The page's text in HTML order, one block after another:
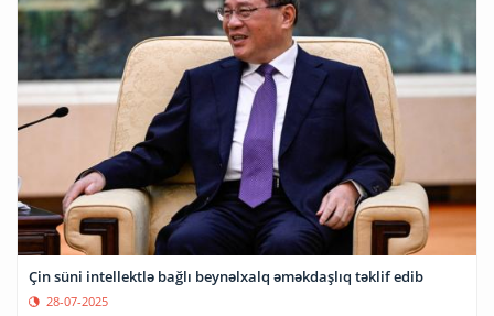
Çin süni intellektlə bağlı beynəlxalq əməkdaşlıq təklif edib
28-07-2025